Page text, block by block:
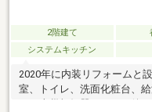
2階建て
システムキッチン
2020年に内装リフォームと
室、トイレ、洗面化粧台、